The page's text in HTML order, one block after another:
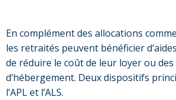
En complément des allocations comme
les retraités peuvent bénéficier
de réduire le coût de leur loyer ou des
d’hébergement. Deux dispositifs
l’APL et l’ALS.